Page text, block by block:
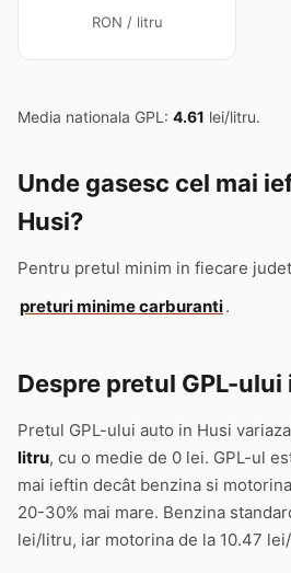
RON / litru
Media nationala GPL: 4.61 lei/litru.
Unde gasesc cel mai
Husi?
Pentru pretul minim in fiecare
preturi minime carburanti.
Despre pretul GPL-ului
Pretul GPL-ului auto in Husi
litru, cu o medie de 0 lei. GPL-ul
mai ieftin decât benzina si
20-30% mai mare. Benzina
lei/litru, iar motorina de la 10.47